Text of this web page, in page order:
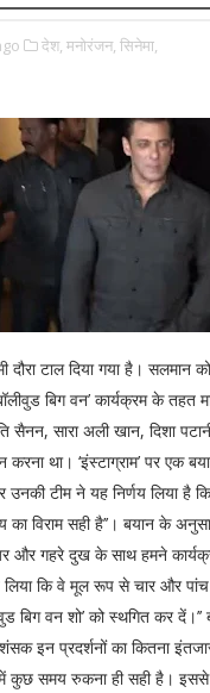
देश, मनोरंजन, सिनेमा,
दौरा टाल दिया गया है। सलमान
बिग वन’ कार्यक्रम के तहत
सारा अली खान, दिशा
था। ‘इंस्टाग्राम’ पर एक
टीम ने यह निर्णय लिया है
विराम सही है’’। बयान के
और गहरे दुख के साथ हमने
लिया कि वे मूल रूप से चार और
बिग वन शो’ को स्थगित कर दें।’’
इन प्रदर्शनों का कितना
कुछ समय रुकना ही सही है। इससे